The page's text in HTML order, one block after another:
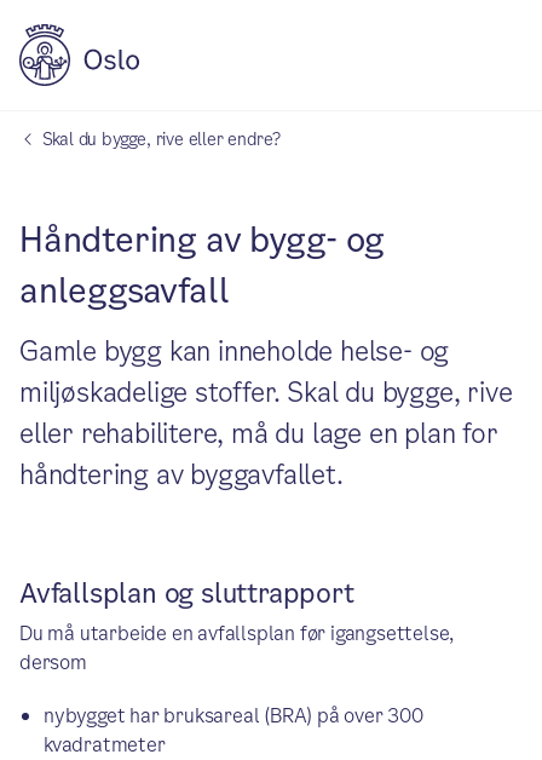
Skal du bygge, rive eller endre?
Håndtering av bygg- og
anleggsavfall
Gamle bygg kan inneholde helse- og
miljøskadelige stoffer. Skal du bygge, rive
eller rehabilitere, må du lage en plan for
håndtering av byggavfallet.
Avfallsplan og sluttrapport
Du må utarbeide en avfallsplan før igangsettelse,
dersom
nybygget har bruksareal (BRA) på over 300
kvadratmeter